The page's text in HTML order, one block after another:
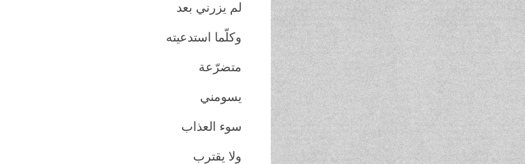
لم يزرني بعد
وكلّما استدعيته
متضرّعة
يسومني
سوء العذاب
ولا يقترب